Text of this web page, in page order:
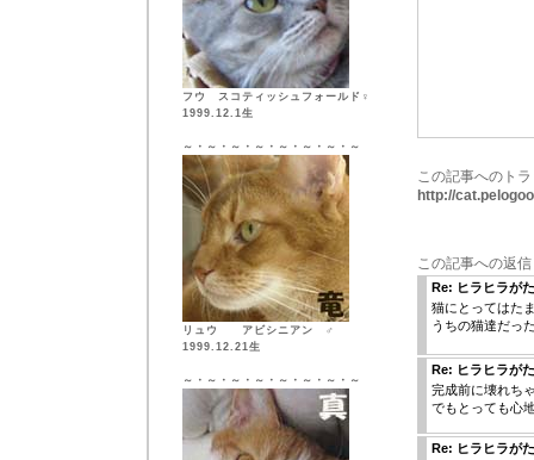
フウ スコティッシュフォールド♀
1999.12.1生
～・～・～・～・～・～・～・～
リュウ アビシニアン ♂
1999.12.21生
～・～・～・～・～・～・～・～
この記事へのト
http://
この記事への返信
Re: ヒラヒラが
猫にとってはた
うちの猫達だっ
Re: ヒラヒラが
完成前に壊れち
でもとっても心
Re: ヒラヒラが